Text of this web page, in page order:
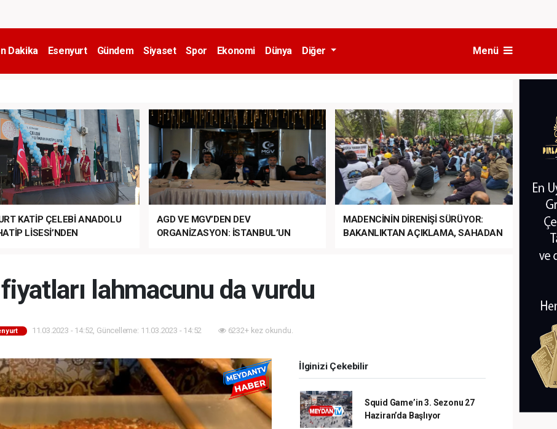
Dakika Esenyurt Gündem Siyaset Spor Ekonomi Dünya Diğer Menü
KATİP ÇELEBİ ANADOLU
LİSESİ’NDEN
AGD VE MGV’DEN DEV
ORGANİZASYON: İSTANBUL’UN
MADENCİNİN DİRENİŞİ SÜRÜYOR:
BAKANLIKTAN AÇIKLAMA, SAHADAN
lahmacunu da vurdu
11.03.2023 - 14:52, Güncelleme: 11.03.2023 - 14:52 6232+ kez okundu.
İlginizi Çekebilir
Squid Game’in 3. Sezonu 27
Haziran’da Başlıyor